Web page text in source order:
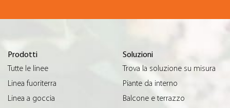
Prodotti
Tutte le linee
Linea fuoriterra
Linea a goccia
Soluzioni
Trova la soluzione su misura
Piante da interno
Balcone e terrazzo